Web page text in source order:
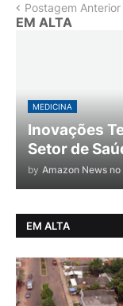
Postagem Anterior
EM ALTA
MEDICINA
Inovações
Setor de
by Amazon News no
EM ALTA